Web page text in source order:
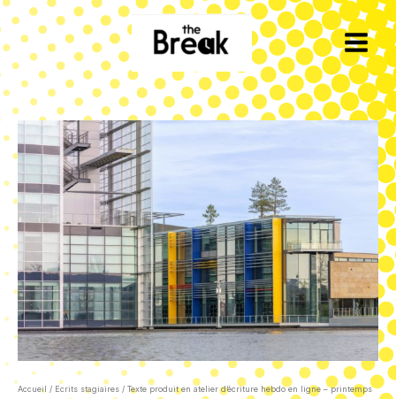
Aller
au
contenu
Accueil / Ecrits stagiaires / Texte produit en atelier d’écriture hebdo en ligne – printemps